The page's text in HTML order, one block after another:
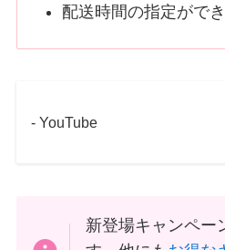
配送時間の指定がで
- YouTube
新登場キャンペー